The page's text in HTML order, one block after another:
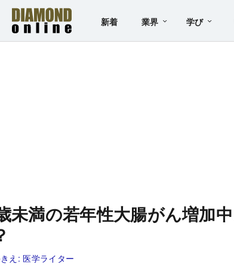
新着 業界 学び
未満の若年性大腸がん増加
え:医学ライター